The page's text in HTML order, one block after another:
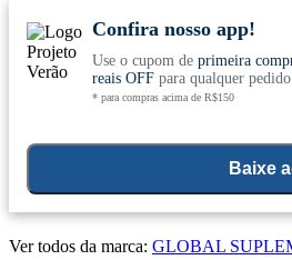
Conheça nosso site novo! E comemore
Confira nosso app!
Use o cupom de primeira
reais OFFpara qualquer
* para compras acima de R$150
Baixe
Ômega 3-6-9 (Óleo de Linhaça,
Ver todos da marca: GLOBAL